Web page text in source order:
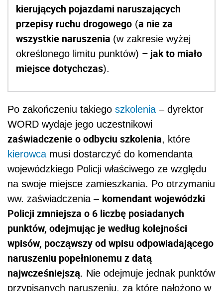
kierujących pojazdami naruszających
przepisy ruchu drogowego (a nie za
wszystkie naruszenia (w zakresie wyżej
określonego limitu punktów) – jak to miało
miejsce dotychczas).
Po zakończeniu takiego szkolenia – dyrektor
WORD wydaje jego uczestnikowi
zaświadczenie o odbyciu szkolenia, które
kierowca musi dostarczyć do komendanta
wojewódzkiego Policji właściwego ze względu
na swoje miejsce zamieszkania. Po otrzymaniu
ww. zaświadczenia – komendant wojewódzki
Policji zmniejsza o 6 liczbę posiadanych
punktów, odejmując je według kolejności
wpisów, począwszy od wpisu odpowiadającego
naruszeniu popełnionemu z datą
najwcześniejszą. Nie odejmuje jednak punktów
przypisanych naruszeniu, za które nałożono w